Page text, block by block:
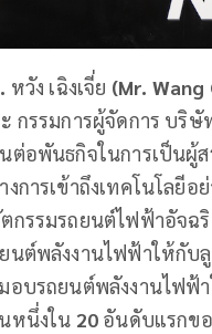
. หวัง เฉิงเจี่ย (Mr.
กรรมการผู้จัดการ บริษั
ต่อพันธกิจในการเป็นผู้
งการเข้าถึงเทคโนโลยี
กรรมรถยนต์ไฟฟ้าอัจฉ
นต์พลังงานไฟฟ้าให้กับ
อบรถยนต์พลังงานไฟฟ้
หนึ่งใน 20 อันดับแรกข